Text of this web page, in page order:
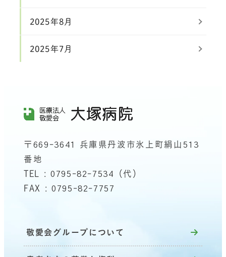
2025年8月
2025年7月
〒669-3641 兵庫県丹波市氷上町絹山513
番地
TEL : 0795-82-7534（代）
FAX : 0795-82-7757
敬愛会グループについて